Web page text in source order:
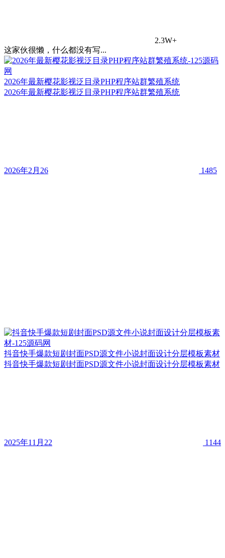
2.3W+
这家伙很懒，什么都没有写...
2026年最新樱花影视泛目录PHP程序站群繁殖系统
2026年最新樱花影视泛目录PHP程序站群繁殖系统
2026年2月26 1485
抖音快手爆款短剧封面PSD源文件小说封面设计分层模板素材
抖音快手爆款短剧封面PSD源文件小说封面设计分层模板素材
2025年11月22 1144